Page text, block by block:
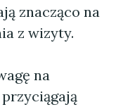
znacząco na
z wizyty.
na